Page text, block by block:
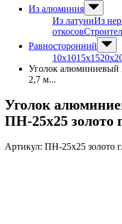
Из алюминия
Из латуниИз
откосов
Равносторонний
10х1015х15
Уголок алюминиевый
2,7 м...
Уголок
ПН-25х25 золото
Артикул: ПН-25х25 золото